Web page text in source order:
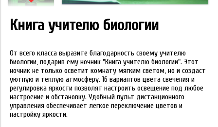
Книга учителю биологии
От всего класса выразите благодарность своему учителю
биологии, подарив ему ночник "Книга учителю биологии". Этот
ночник не только осветит комнату мягким светом, но и создаст
уютную и теплую атмосферу. 16 вариантов цвета свечения и
регулировка яркости позволят настроить освещение под любое
настроение и обстановку. Удобный пульт дистанционного
управления обеспечивает легкое переключение цветов и
настройку яркости.